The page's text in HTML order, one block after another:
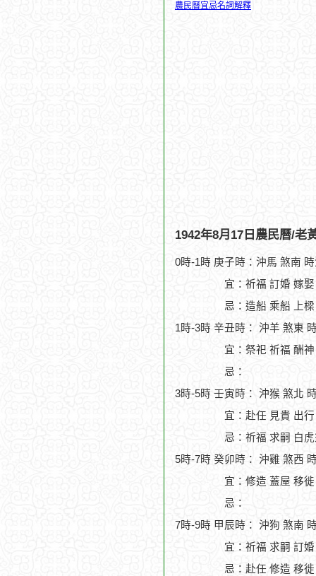
農民曆宜忌名詞解釋
1942年8月17日農民曆/老
0時-1時 庚子時：沖馬 煞南
宜：祈福 訂婚 嫁
忌：造船 乘船 上
1時-3時 辛丑時： 沖羊 煞東
宜：祭祀 祈福 酬
忌：
3時-5時 壬寅時： 沖猴 煞北
宜：赴任 見貴 出
忌：祈福 求嗣 白
5時-7時 癸卯時： 沖雞 煞西
宜：修造 蓋屋 移
忌：
7時-9時 甲辰時： 沖狗 煞南
宜：祈福 求嗣 訂
忌：赴任 修造 移